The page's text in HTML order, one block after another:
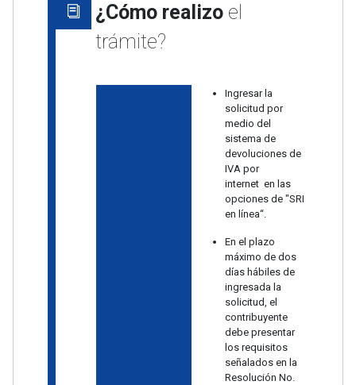
¿Cómo realizoel
trámite?
Ingresar la
solicitud por
medio del
sistema de
devoluciones de
IVA por
internet en las
opciones de "SRI
en línea“.
En el plazo
máximo de dos
días hábiles de
ingresada la
solicitud, el
contribuyente
debe presentar
los requisitos
señalados en la
Resolución No.